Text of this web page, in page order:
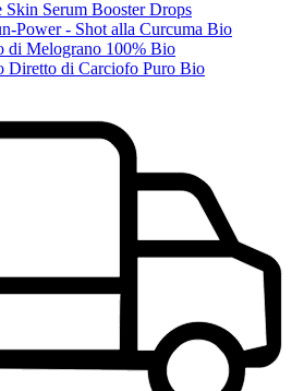
Skin Serum Booster Drops
Power - Shot alla Curcuma Bio
di Melograno 100% Bio
Diretto di Carciofo Puro Bio